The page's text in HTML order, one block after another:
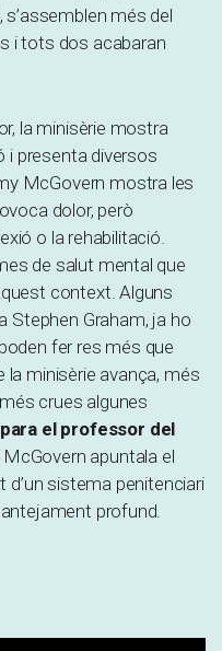
més del
i tots dos acabaran
la minisèrie mostra
i presenta diversos
McGovern mostra les
dolor, però
o la rehabilitació.
de salut mental que
context. Alguns
Stephen Graham, ja ho
fer res més que
minisèrie avança, més
crues algunes
el professor del
apuntala el
sistema penitenciari
profund.